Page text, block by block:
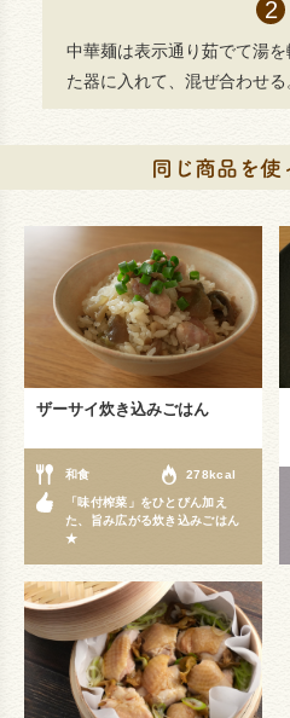
中華麺は表示通り茹でて湯
た器に入れて、混ぜ合わせる
ザーサイ炊き込みごはん
和食 278kcal
「味付榨菜」をひとびん加え
た、旨み広がる炊き込みごはん
★